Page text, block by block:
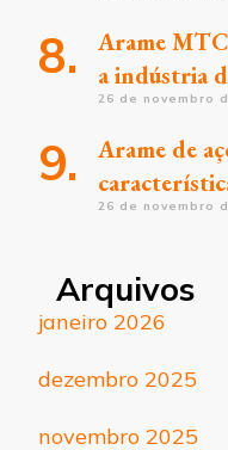
Arame
a indústria
26 de novembro
Arame de
26 de novembro
Arquivos
janeiro 2026
dezembro 2025
novembro 2025